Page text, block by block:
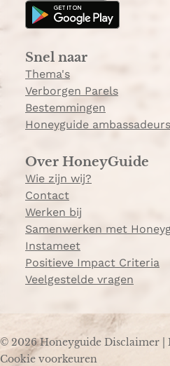
g
m
k
Snel naar
Thema's
Verborgen Parels
Bestemmingen
Honeyguide ambassadeurs
Over HoneyGuide
Wie zijn wij?
Contact
Werken bij
Samenwerken met
Instameet
Positieve Impact Criteria
Veelgestelde vragen
© 2026 Honeyguide Disclaimer
Cookie voorkeuren